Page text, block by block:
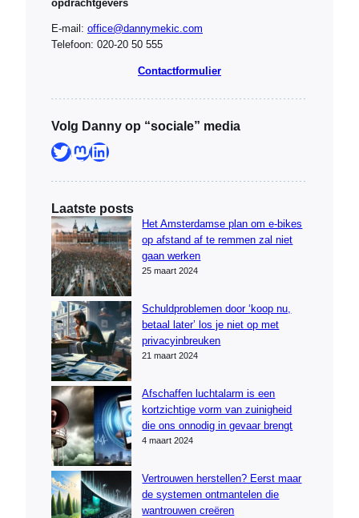
opdrachtgevers
E-mail: office@dannymekic.com
Telefoon: 020-20 50 555
Contactformulier
Volg Danny op “sociale” media
Twitter Mastodon LinkedIn
Laatste posts
Het Amsterdamse plan om e-bikes
op afstand af te remmen zal niet
gaan werken
25 maart 2024
Schuldproblemen door ‘koop nu,
betaal later’ los je niet op met
privacyinbreuken
21 maart 2024
Afschaffen luchtalarm is een
kortzichtige vorm van zuinigheid
die ons onnodig in gevaar brengt
4 maart 2024
Vertrouwen herstellen? Eerst maar
de systemen ontmantelen die
wantrouwen creëren